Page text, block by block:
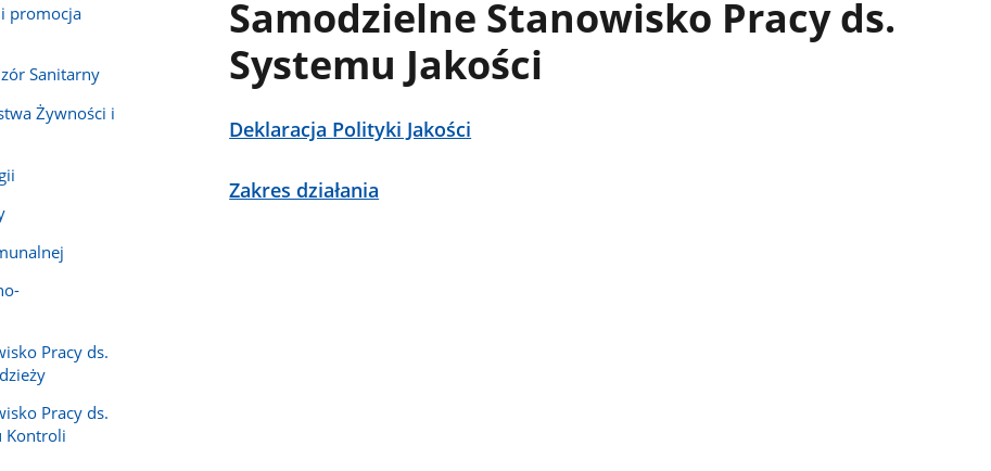
promocja
Sanitarny
Żywności i
Pracy ds.
Pracy ds.
Kontroli
Samodzielne Stanowisko Pracy ds.
Systemu Jakości
Deklaracja Polityki Jakości
Zakres działania